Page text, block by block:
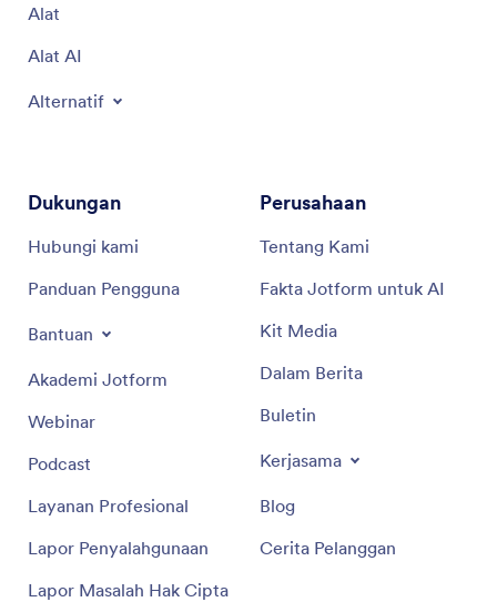
Alat
Alat AI
Alternatif
Dukungan
Hubungi kami
Panduan Pengguna
Bantuan
Akademi Jotform
Webinar
Podcast
Layanan Profesional
Lapor Penyalahgunaan
Lapor Masalah Hak Cipta
Perusahaan
Tentang Kami
Fakta Jotform untuk AI
Kit Media
Dalam Berita
Buletin
Kerjasama
Blog
Cerita Pelanggan